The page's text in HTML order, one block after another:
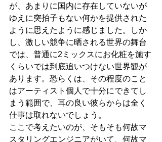
が、あまりに国内に存在していないが
ゆえに突拍子もない何かを提供された
ように思えたように感じました。しか
し、激しい競争に晒される世界の舞台
では、普通に2ミックスにお化粧を施す
くらいでは到底追いつけない世界観が
あります。恐らくは、その程度のこと
はアーティスト個人で十分にできてし
まう範囲で、耳の良い彼らからは全く
仕事は取れないでしょう。
ここで考えたいのが、そもそも何故マ
スタリングエンジニアがいて、何故マ